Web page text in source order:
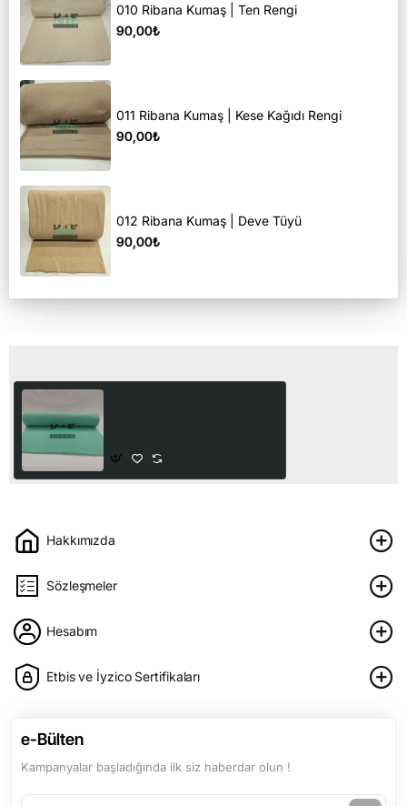
010 Ribana Kumaş | Ten Rengi
90,00₺
011 Ribana Kumaş | Kese Kağıdı Rengi
90,00₺
012 Ribana Kumaş | Deve Tüyü
90,00₺
Hakkımızda
Sözleşmeler
Hesabım
Etbis ve İyzico Sertifikaları
e-Bülten
Kampanyalar başladığında ilk siz haberdar olun !
e-